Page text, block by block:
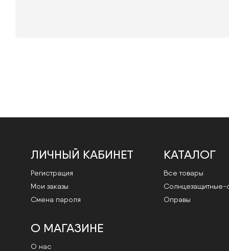
ЛИЧНЫЙ КАБИНЕТ
Регистрация
Мои заказы
Смена пароля
КАТАЛОГ
Все товары
Cолнцезащитные-
Оправы
О МАГАЗИНЕ
О нас